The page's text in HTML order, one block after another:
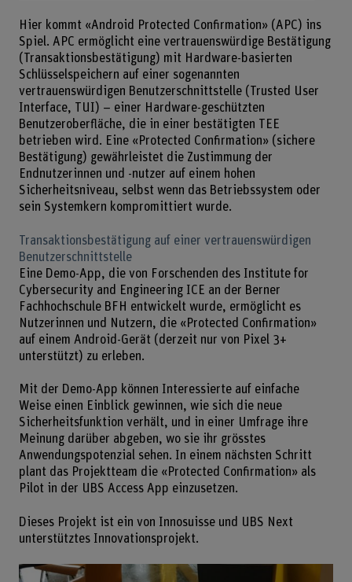
Hier kommt «Android Protected Confirmation» (APC) ins
Spiel. APC ermöglicht eine vertrauenswürdige Bestätigung
(Transaktionsbestätigung) mit Hardware-basierten
Schlüsselspeichern auf einer sogenannten
vertrauenswürdigen Benutzerschnittstelle (Trusted User
Interface, TUI) – einer Hardware-geschützten
Benutzeroberfläche, die in einer bestätigten TEE
betrieben wird. Eine «Protected Confirmation» (sichere
Bestätigung) gewährleistet die Zustimmung der
Endnutzerinnen und -nutzer auf einem hohen
Sicherheitsniveau, selbst wenn das Betriebssystem oder
sein Systemkern kompromittiert wurde.
Transaktionsbestätigung auf einer vertrauenswürdigen
Benutzerschnittstelle
Eine Demo-App, die von Forschenden des Institute for
Cybersecurity and Engineering ICE an der Berner
Fachhochschule BFH entwickelt wurde, ermöglicht es
Nutzerinnen und Nutzern, die «Protected Confirmation»
auf einem Android-Gerät (derzeit nur von Pixel 3+
unterstützt) zu erleben.
Mit der Demo-App können Interessierte auf einfache
Weise einen Einblick gewinnen, wie sich die neue
Sicherheitsfunktion verhält, und in einer Umfrage ihre
Meinung darüber abgeben, wo sie ihr grösstes
Anwendungspotenzial sehen. In einem nächsten Schritt
plant das Projektteam die «Protected Confirmation» als
Pilot in der UBS Access App einzusetzen.
Dieses Projekt ist ein von Innosuisse und UBS Next
unterstütztes Innovationsprojekt.